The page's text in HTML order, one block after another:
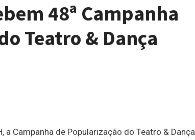
48ª Campanha
Teatro & Dança
Campanha de Popularização do Teatro & Dança